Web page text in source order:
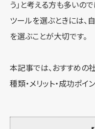
う」と考える方も多いので
ツールを選ぶときには、
を選ぶことが大切です。
本記事では、おすすめの
種類・メリット・成功ポイ